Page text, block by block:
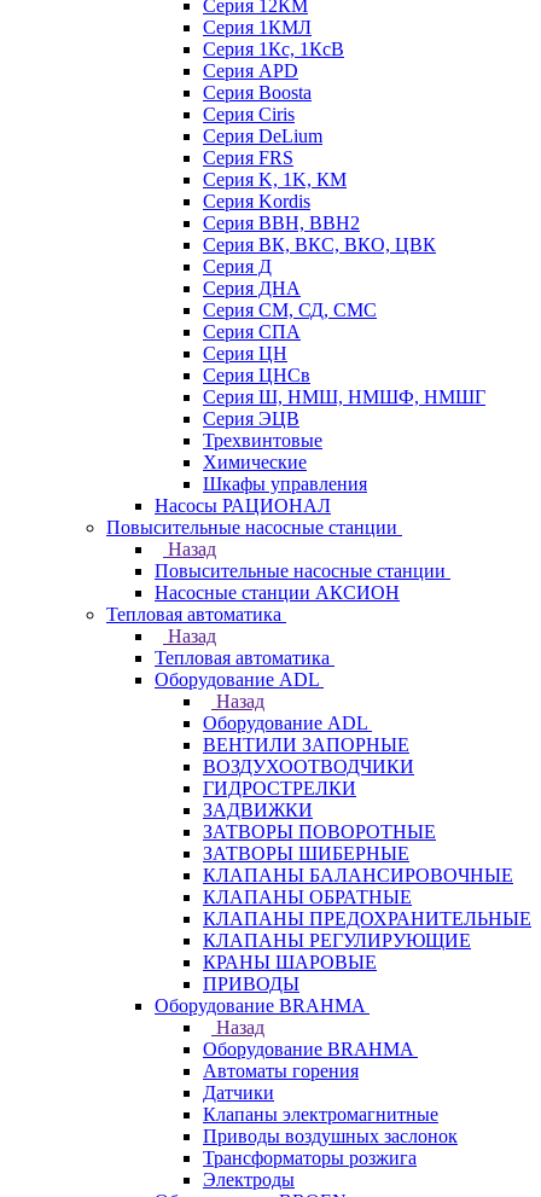
Серия 12КМ
Серия 1КМЛ
Серия 1Кс, 1КсВ
Серия APD
Серия Boosta
Серия Ciris
Серия DeLium
Серия FRS
Серия K, 1K, КМ
Серия Kordis
Серия ВВН, ВВН2
Серия ВК, ВКС, ВКО, ЦВК
Серия Д
Серия ДНА
Серия СМ, СД, СМС
Серия СПА
Серия ЦН
Серия ЦНСв
Серия Ш, НМШ, НМШФ, НМШГ
Серия ЭЦВ
Трехвинтовые
Химические
Шкафы управления
Насосы РАЦИОНАЛ
Повысительные насосные станции
Назад
Повысительные насосные станции
Насосные станции АКСИОН
Тепловая автоматика
Назад
Тепловая автоматика
Оборудование ADL
Назад
Оборудование ADL
ВЕНТИЛИ ЗАПОРНЫЕ
ВОЗДУХООТВОДЧИКИ
ГИДРОСТРЕЛКИ
ЗАДВИЖКИ
ЗАТВОРЫ ПОВОРОТНЫЕ
ЗАТВОРЫ ШИБЕРНЫЕ
КЛАПАНЫ БАЛАНСИРОВОЧНЫЕ
КЛАПАНЫ ОБРАТНЫЕ
КЛАПАНЫ ПРЕДОХРАНИТЕЛЬНЫЕ
КЛАПАНЫ РЕГУЛИРУЮЩИЕ
КРАНЫ ШАРОВЫЕ
ПРИВОДЫ
Оборудование BRAHMA
Назад
Оборудование BRAHMA
Автоматы горения
Датчики
Клапаны электромагнитные
Приводы воздушных заслонок
Трансформаторы розжига
Электроды